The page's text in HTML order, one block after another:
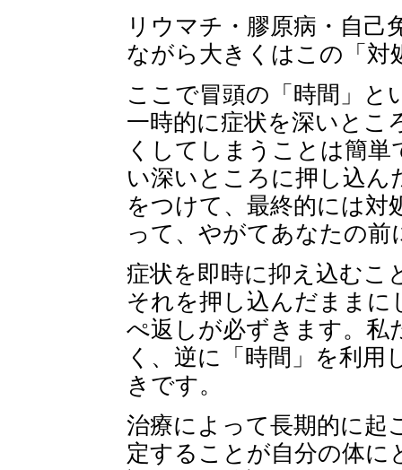
リウマチ・膠原病・自己
ながら大きくはこの「対
ここで冒頭の「時間」と
一時的に症状を深いとこ
くしてしまうことは簡
い深いところに押し込ん
をつけて、最終的には
って、やがてあなたの
症状を即時に抑え込むこ
それを押し込んだままに
ぺ返しが必ずきます。私
く、逆に「時間」を利用
きです。
治療によって長期的に起
定することが自分の体に